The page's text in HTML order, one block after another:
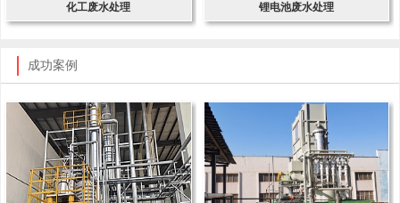
化工废水处理 锂电池废水处理
成功案例